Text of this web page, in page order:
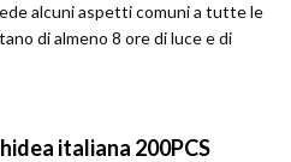
alcuni aspetti comuni a tutte le
di almeno 8 ore di luce e di
italiana 200PCS